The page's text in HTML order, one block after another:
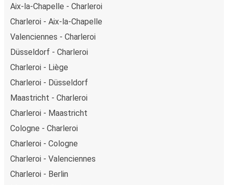
Aix-la-Chapelle - Charleroi
Charleroi - Aix-la-Chapelle
Valenciennes - Charleroi
Düsseldorf - Charleroi
Charleroi - Liège
Charleroi - Düsseldorf
Maastricht - Charleroi
Charleroi - Maastricht
Cologne - Charleroi
Charleroi - Cologne
Charleroi - Valenciennes
Charleroi - Berlin